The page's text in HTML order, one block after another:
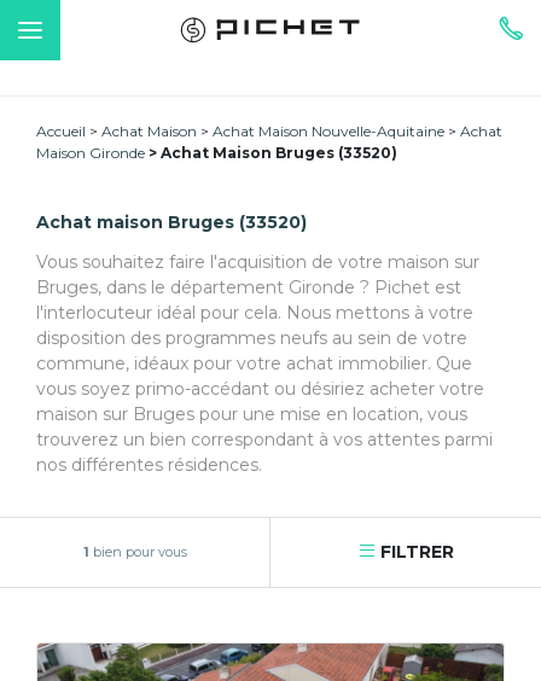
Accueil Achat Maison Achat Maison Nouvelle-Aquitaine
Achat
Maison Gironde
Achat Maison Bruges (33520)
Achat maison Bruges (33520)
Vous souhaitez faire l'acquisition de votre maison sur
Bruges, dans le département Gironde ? Pichet est
l'interlocuteur idéal pour cela. Nous mettons à votre
disposition des programmes neufs au sein de votre
commune, idéaux pour votre achat immobilier. Que
vous soyez primo-accédant ou désiriez acheter votre
maison sur Bruges pour une mise en location, vous
trouverez un bien correspondant à vos attentes parmi
nos différentes résidences.
1 bien pour vous FILTRER